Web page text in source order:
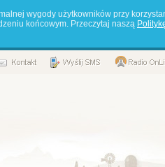
wygody użytkowników przy
końcowym. Przeczytaj naszą